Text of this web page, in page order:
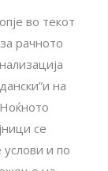
во текот
рачното
на
се
услови и по